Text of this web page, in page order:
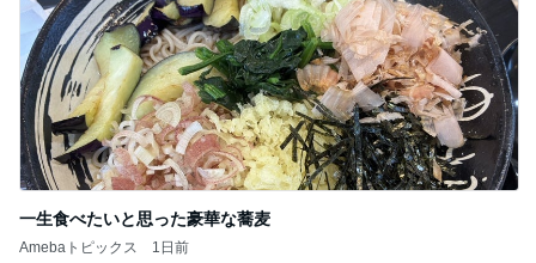
一生食べたいと思った豪華な蕎麦
Amebaトピックス 1日前